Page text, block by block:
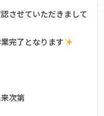
させていただきまして
完了となります
次第